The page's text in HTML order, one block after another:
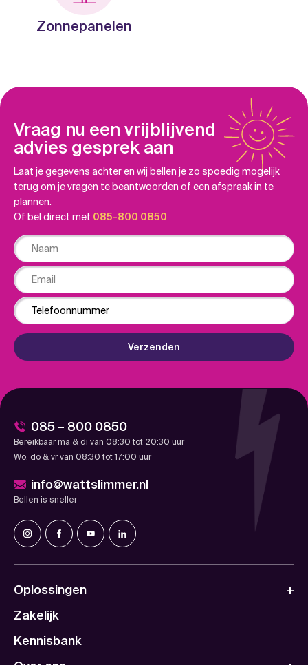
Zonnepanelen
Vraag nu een vrijblijvend
advies gesprek aan
Laat je gegevens achter en wij bellen je zo spoedig mogelijk
terug om je vragen te beantwoorden of een afspraak in te
plannen.
Of bel direct met 085-800 0850
Naam
Email
Phone
Verzenden
085 – 800 0850
Bereikbaar ma & di van 08:30 tot 20:30 uur
Wo, do & vr van 08:30 tot 17:00 uur
info@wattslimmer.nl
Bellen is sneller
Oplossingen
Zakelijk
Kennisbank